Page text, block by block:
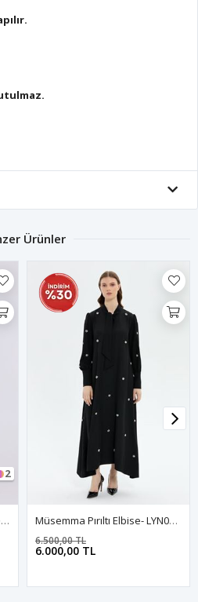
Ürünler
2
Behrem Yakalı İşlemeli Elbise - LYN04392 Bordo Müsemma Pırıltı Elbise- LYN03732 Siyah
6.000,00 TL
6.500,00 TL